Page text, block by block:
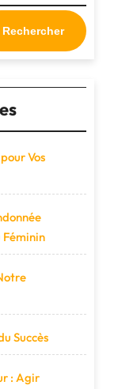
Rechercher
Vos
Féminin
Succès
: Agir